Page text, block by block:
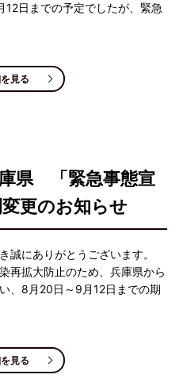
日までの予定でしたが、緊急
見る
庫県 「緊急事態宣
更のお知らせ
誠にありがとうございます。
再拡大防止のため、兵庫県から
、8月20日～9月12日までの期
見る